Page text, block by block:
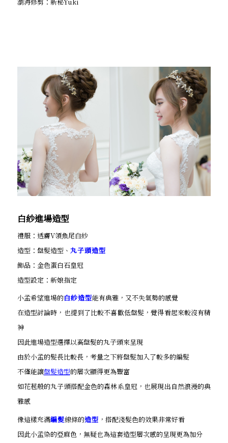
瀏海修剪：新秘Yuki
白紗進場造型
禮服：透膚V領魚尾白紗
造型：盤髮造型、 丸子頭造型
飾品：金色蛋白石皇冠
造型設定：新娘指定
小孟希望進場的白紗造型能有典雅，又不失氣勢的感覺
在造型討論時，也提到了比較不喜歡低盤髮，覺得看起來較沒有精
神
因此進場造型選擇以高盤髮的丸子頭來呈現
由於小孟的髮長比較長，考量之下將盤髮加入了較多的編髮
不僅能讓盤髮造型的層次顯得更為豐富
如花苞般的丸子頭搭配金色的森林系皇冠，也展現出自然浪漫的典
雅感
像這樣充滿編髮線條的造型 ，搭配淺髮色的效果非常好看
因此小孟染的亞麻色，無疑也為這套造型層次感的呈現更為加分